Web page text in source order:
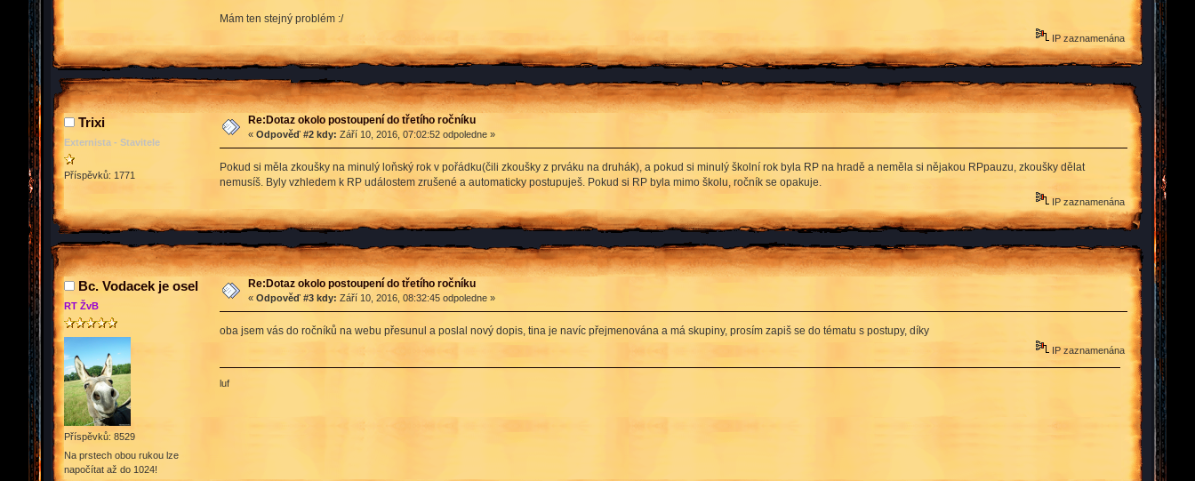
Mám ten stejný problém :/
IP zaznamenána
Trixi
Externista - Stavitele
Příspěvků: 1771
Re:Dotaz okolo postoupení do třetího ročníku
« Odpověď #2 kdy: Září 10, 2016, 07:02:52 odpoledne »
Pokud si měla zkoušky na minulý loňský rok v pořádku(čili zkoušky z prváku na druhák), a pokud si minulý školní rok byla RP na hradě a neměla si nějakou RPpauzu, zkoušky dělat
nemusíš. Byly vzhledem k RP událostem zrušené a automaticky postupuješ. Pokud si RP byla mimo školu, ročník se opakuje.
IP zaznamenána
Bc. Vodacek je osel
RT ŽvB
Příspěvků: 8529
Na prstech obou rukou lze
napočítat až do 1024!
Re:Dotaz okolo postoupení do třetího ročníku
« Odpověď #3 kdy: Září 10, 2016, 08:32:45 odpoledne »
oba jsem vás do ročníků na webu přesunul a poslal nový dopis, tina je navíc přejmenována a má skupiny, prosím zapiš se do tématu s postupy, díky
IP zaznamenána
luf